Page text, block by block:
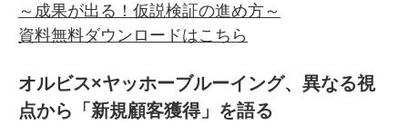
～成果が出る！仮説検証の進め方～
資料無料ダウンロードはこちら
オルビス×ヤッホーブルーイング、異なる視
点から「新規顧客獲得」を語る